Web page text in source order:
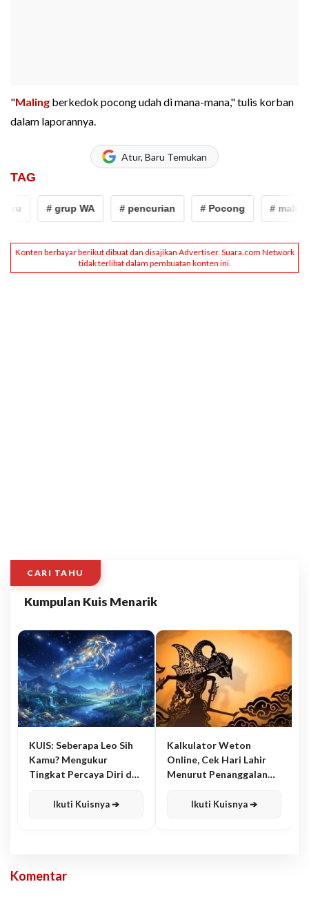
"Maling berkedok pocong udah di mana-mana," tulis korban
dalam laporannya.
Atur, Baru Temukan
TAG
# grup WA # pencurian # Pocong # maling
CARI TAHU
Kumpulan Kuis Menarik
KUIS: Seberapa Leo Sih
Kamu? Mengukur
Tingkat Percaya Diri dan
Ikuti Kuisnya ➔
Kalkulator Weton
Online, Cek Hari Lahir
Menurut Penanggalan
Ikuti Kuisnya ➔
Komentar